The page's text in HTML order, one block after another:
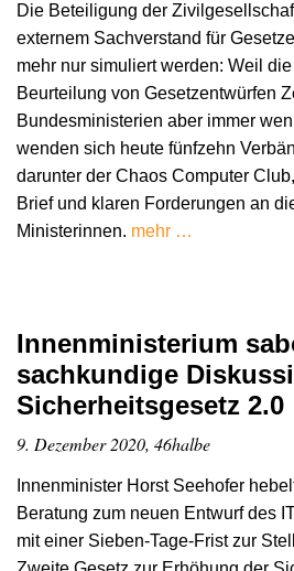
Die Beteiligung der
externem Sachverstand für
mehr nur simuliert werden: Weil
Beurteilung von Gesetzentwürfen
Bundesministerien aber immer
wenden sich heute fünfzehn
darunter der Chaos Computer
Brief und klaren Forderungen an
Ministerinnen. mehr …
Innenministerium
sachkundige
Sicherheitsgesetz 2.0
9. Dezember 2020, 46halbe
Innenminister Horst Seehofer
Beratung zum neuen Entwurf des
mit einer Sieben-Tage-Frist zur